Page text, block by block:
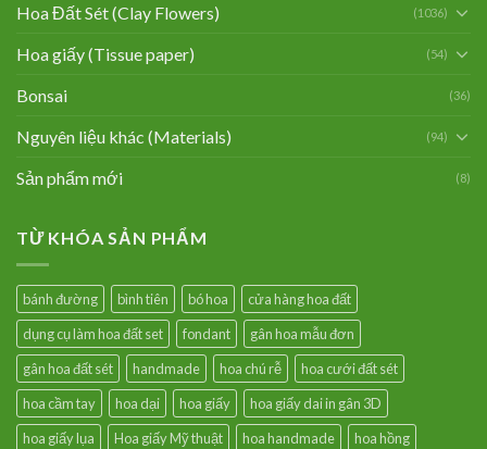
Hoa Đất Sét (Clay Flowers) (1036)
Hoa giấy (Tissue paper) (54)
Bonsai (36)
Nguyên liệu khác (Materials) (94)
Sản phẩm mới (8)
TỪ KHÓA SẢN PHẨM
bánh đường bình tiên bó hoa
cửa hàng hoa đất
dụng cụ làm hoa đất set
fondant
gân hoa mẫu đơn
gân hoa đất sét
handmade hoa chú rễ
hoa cưới đất sét
hoa cầm tay
hoa dại hoa giấy
hoa giấy dai in gân 3D
hoa giấy lụa
Hoa giấy Mỹ thuật hoa handmade hoa hồng